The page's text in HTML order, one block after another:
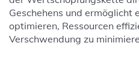
Geschehens und ermöglicht
optimieren, Ressourcen
Verschwendung zu